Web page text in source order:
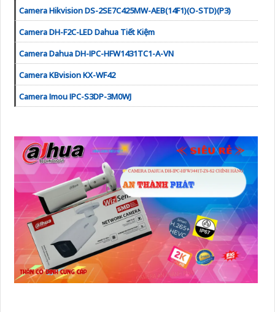
Camera Hikvision DS-2SE7C425MW-AEB(14F1)(O-STD)(P3)
Camera DH-F2C-LED Dahua Tiết Kiệm
Camera Dahua DH-IPC-HFW1431TC1-A-VN
Camera KBvision KX-WF42
Camera Imou IPC-S3DP-3M0WJ